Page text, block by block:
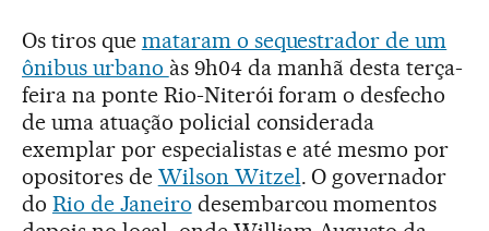
Os tiros que mataram o sequestrador de um
ônibus urbano às 9h04 da manhã desta terça-
feira na ponte Rio-Niterói foram o desfecho
de uma atuação policial considerada
exemplar por especialistas e até mesmo por
opositores de Wilson Witzel. O governador
do Rio de Janeiro desembarcou momentos